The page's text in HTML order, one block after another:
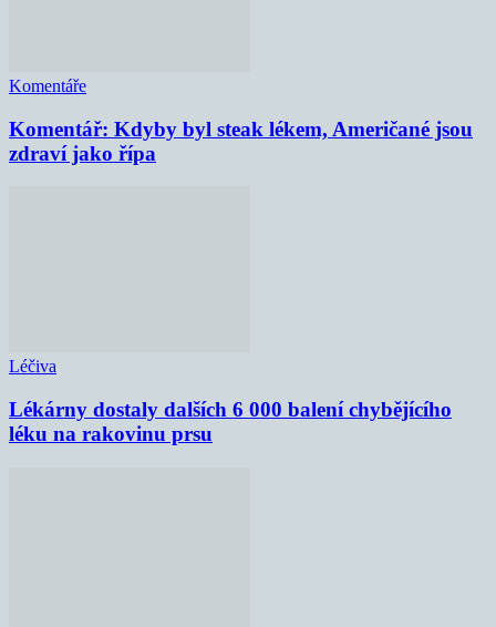
Komentáře
Komentář: Kdyby byl steak lékem, Američané jsou
zdraví jako řípa
Léčiva
Lékárny dostaly dalších 6 000 balení chybějícího
léku na rakovinu prsu